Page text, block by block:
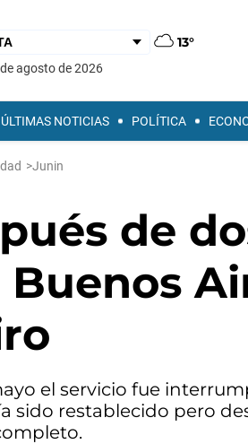
13°
de agosto de 2026
ÚLTIMAS NOTICIAS POLÍTICA
>Junin
de
Buenos
el servicio fue
sido restablecido pero